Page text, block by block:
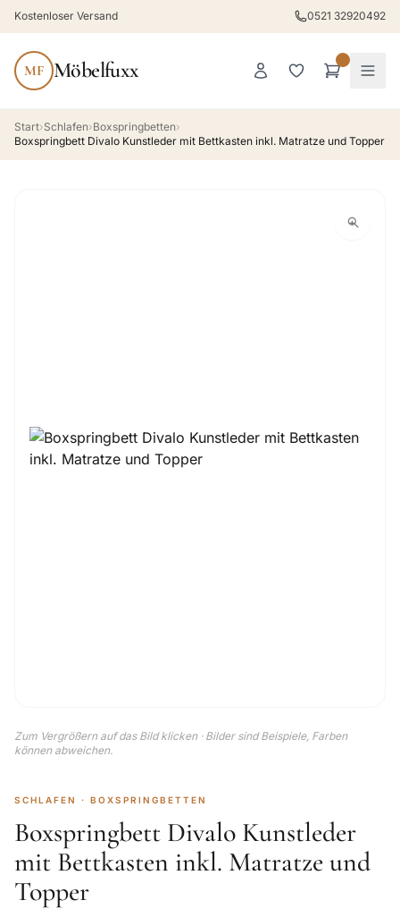
Kostenloser Versand 0521 32920492
MF Möbelfuxx
Start›Schlafen›Boxspringbetten›
Boxspringbett Divalo Kunstleder mit Bettkasten inkl. Matratze und Topper
Zum Vergrößern auf das Bild klicken · Bilder sind Beispiele, Farben
können abweichen.
SCHLAFEN · BOXSPRINGBETTEN
Boxspringbett Divalo Kunstleder
mit Bettkasten inkl. Matratze und
Topper